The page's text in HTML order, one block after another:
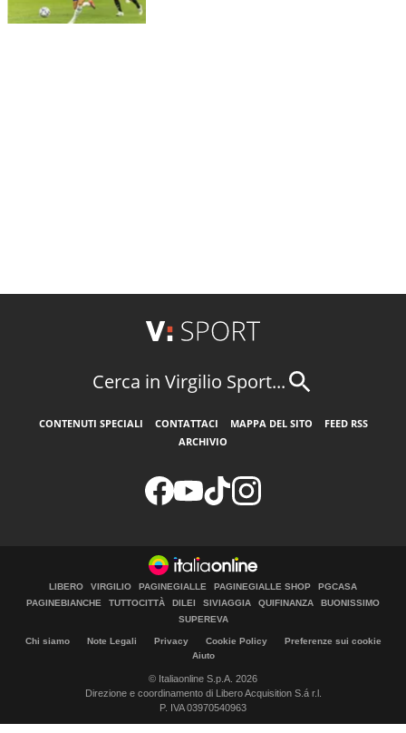
Cerca in Virgilio Sport...
CONTENUTI SPECIALI CONTATTACI MAPPA DEL SITO
FEED RSS
ARCHIVIO
LIBERO VIRGILIO PAGINEGIALLE PAGINEGIALLE SHOP
PGCASA
PAGINEBIANCHE
TUTTOCITTÀ DILEI SIVIAGGIA QUIFINANZA
BUONISSIMO
SUPEREVA
Chi siamo Note Legali Privacy Cookie Policy
Preferenze sui cookie
Aiuto
© Italiaonline S.p.A. 2026
Direzione e coordinamento di Libero Acquisition S.á r.l.
P. IVA 03970540963